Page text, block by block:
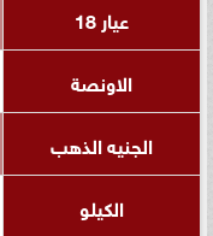
عيار 18
الاونصة
الجنيه الذهب
الكيلو